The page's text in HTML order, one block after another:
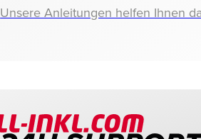
Unsere Anleitungen helfen Ihnen